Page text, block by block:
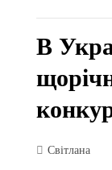
В
Світлана